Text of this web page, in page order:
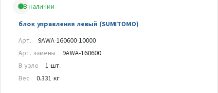
В наличии
блок управления левый (SUMITOMO)
Арт.
9AWA-160600-10000
Арт. замены
9AWA-160600
В узле
1 шт.
Вес
0.331 кг